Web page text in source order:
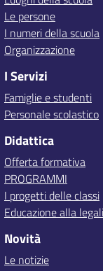
Le persone
I numeri della scuola
Organizzazione
I Servizi
Famiglie e studenti
Personale scolastico
Didattica
Offerta formativa
PROGRAMMI
I progetti delle classi
Educazione alla
Novità
Le notizie